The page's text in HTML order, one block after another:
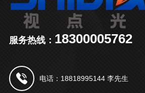
服务热线： 18300005762
电话：18818995144 李先生